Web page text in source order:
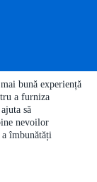
bună experiență
a furniza
să
nevoilor
îmbunătăți